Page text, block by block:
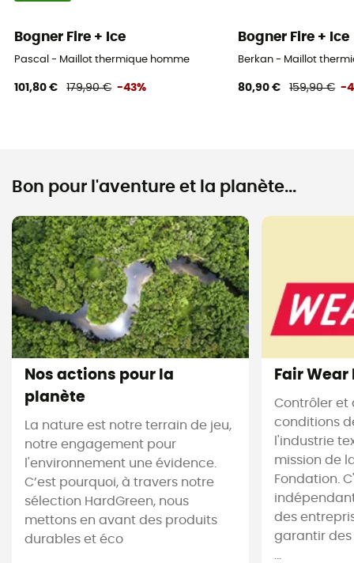
Bogner Fire + Ice
Pascal - Maillot thermique homme
101,80 € 179,90 € -43%
Bogner Fire + Ice
Berkan - Maillot
80,90 € 159,90 € -
Bon pour l'aventure et la planète...
Nos actions pour la
planète
La nature est notre terrain de jeu,
notre engagement pour
l'environnement une évidence.
C’est pourquoi, à travers notre
sélection HardGreen, nous
mettons en avant des produits
durables et éco
Fair
Contrôler et
conditions
l'industrie
mission de
Fondation.
des
garantir
...